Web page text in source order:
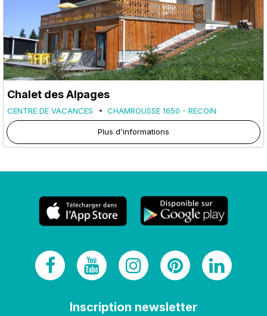
Chalet des Alpages
CENTRE DE VACANCES CHAMROUSSE 1650 - RECOIN
Plus d'informations
Inscription newsletter